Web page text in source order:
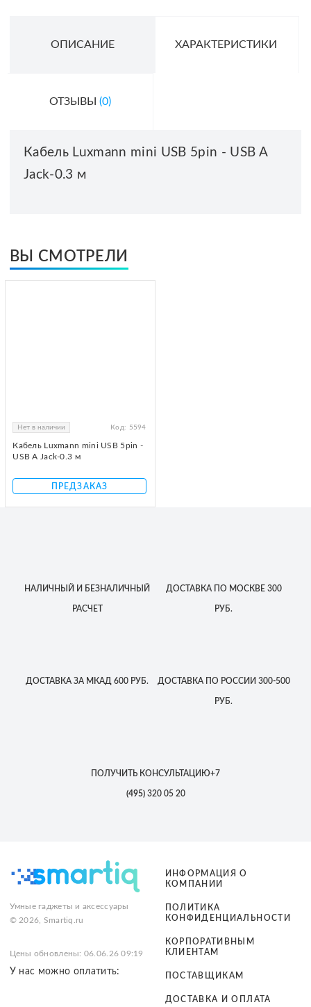
ОПИСАНИЕ ХАРАКТЕРИСТИКИ
ОТЗЫВЫ (0)
Кабель Luxmann mini USB 5pin - USB A
Jack-0.3 м
ВЫ СМОТРЕЛИ
Нет в наличии Код: 5594
Кабель Luxmann mini USB 5pin -
USB A Jack-0.3 м
ПРЕДЗАКАЗ
НАЛИЧНЫЙ И БЕЗНАЛИЧНЫЙ
РАСЧЕТ
ДОСТАВКАПО МОСКВЕ 300
РУБ.
ДОСТАВКА ЗА МКАД 600 РУБ. ДОСТАВКАПО РОССИИ 300-500
РУБ.
ПОЛУЧИТЬ КОНСУЛЬТАЦИЮ+7
(495)320 05 20
Умные гаджеты и аксессуары
© 2026, Smartiq.ru
Цены обновлены: 06.06.26 09:19
У нас можно оплатить:
ИНФОРМАЦИЯ О
КОМПАНИИ
ПОЛИТИКА
КОНФИДЕНЦИАЛЬНОСТИ
КОРПОРАТИВНЫМ
КЛИЕНТАМ
ПОСТАВЩИКАМ
ДОСТАВКА И ОПЛАТА